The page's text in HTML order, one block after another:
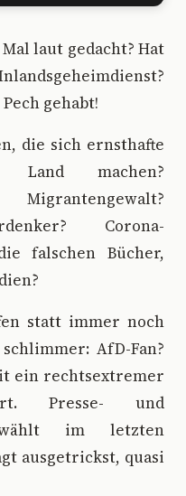
laut gedacht? Hat
gehabt!
die sich ernsthafte
machen?
Corona-
falschen Bücher,
statt immer noch
AfD-Fan?
ein rechtsextremer
Presse- und
im letzten
ausgetrickst, quasi